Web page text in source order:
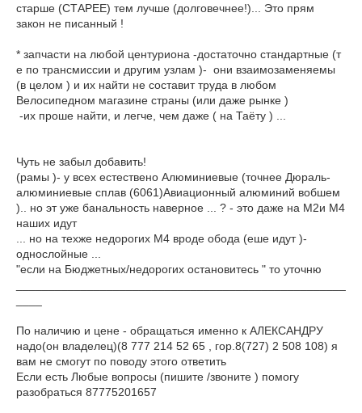
старше (СТАРЕЕ) тем лучше (долговечнее!)... Это прям
закон не писанный !
* запчасти на любой центуриона -достаточно стандартные (т
е по трансмиссии и другим узлам )- они взаимозаменяемы
(в целом ) и их найти не составит труда в любом
Велосипедном магазине страны (или даже рынке )
-их проше найти, и легче, чем даже ( на Таёту ) ...
Чуть не забыл добавить!
(рамы )- у всех естествено Алюминиевые (точнее Дюраль-
алюминиевые сплав (6061)Авиационный алюминий вобшем
).. но эт уже банальность наверное ... ? - это даже на M2и M4
наших идут
... но на техже недорогих M4 вроде обода (еше идут )-
однослойные ...
"если на Бюджетных/недорогих остановитесь " то уточню
По наличию и цене - обращаться именно к АЛЕКСАНДРУ
надо(он владелец)(8 777 214 52 65 , гор.8(727) 2 508 108) я
вам не смогут по поводу этого ответить
Если есть Любые вопросы (пишите /звоните ) помогу
разобраться 87775201657